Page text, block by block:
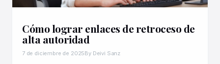
Cómo lograr enlaces de retroceso de
alta autoridad
7 de diciembre de 2025By Deivi Sanz